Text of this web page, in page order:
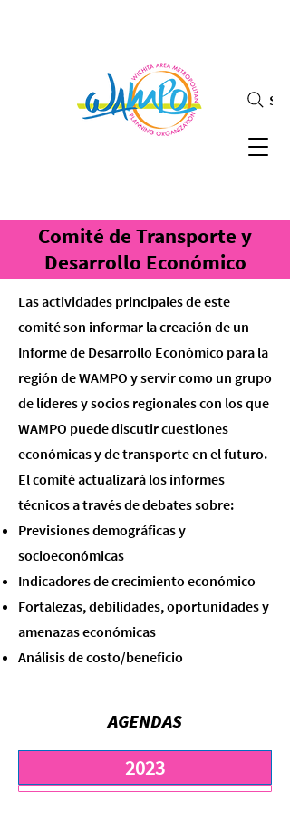
Comité de Transporte y
Desarrollo Económico
Las actividades principales de este
comité son informar la creación de un
Informe de Desarrollo Económico para la
región de WAMPO y servir como un grupo
de líderes y socios regionales con los que
WAMPO puede discutir cuestiones
económicas y de transporte en el futuro.
El comité actualizará los informes
técnicos a través de debates sobre:
Previsiones demográficas y
socioeconómicas
Indicadores de crecimiento económico
Fortalezas, debilidades, oportunidades y
amenazas económicas
Análisis de costo/beneficio
AGENDAS
2023